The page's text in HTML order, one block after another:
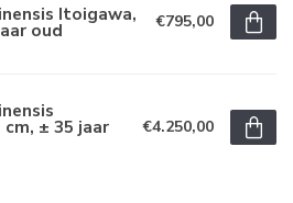
Itoigawa,
oud €795,00
± 35 jaar €4.250,00